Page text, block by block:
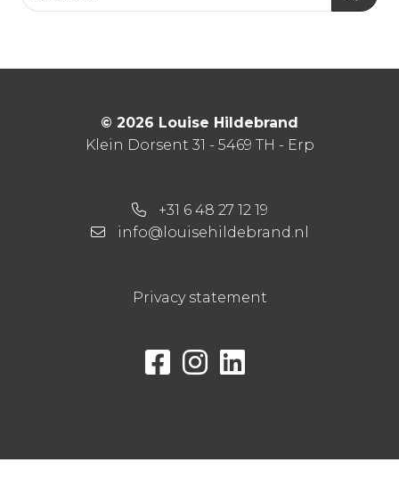
© 2026 Louise Hildebrand
Klein Dorsent 31 - 5469 TH - Erp
+31 6 48 27 12 19
info@louisehildebrand.nl
Privacy statement